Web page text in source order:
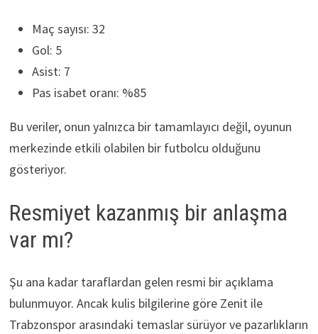
Maç sayısı: 32
Gol: 5
Asist: 7
Pas isabet oranı: %85
Bu veriler, onun yalnızca bir tamamlayıcı değil, oyunun
merkezinde etkili olabilen bir futbolcu olduğunu
gösteriyor.
Resmiyet kazanmış bir anlaşma
var mı?
Şu ana kadar taraflardan gelen resmi bir açıklama
bulunmuyor. Ancak kulis bilgilerine göre Zenit ile
Trabzonspor arasındaki temaslar sürüyor ve pazarlıkların